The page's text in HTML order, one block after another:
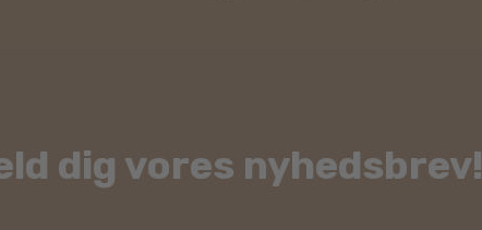
dig vores nyhedsbrev!